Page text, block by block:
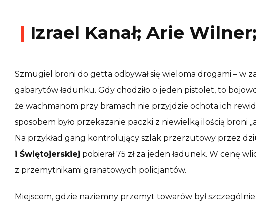
| Izrael Kanał; Arie
Szmugiel broni do getta odbywał się wieloma drogami – w
gabarytów ładunku. Gdy chodziło o jeden pistolet, to
że wachmanom przy bramach nie przyjdzie ochota ich
sposobem było przekazanie paczki z niewielką ilością broni
Na przykład gang kontrolujący szlak przerzutowy przez
i Świętojerskiej pobierał 75 zł za jeden ładunek. W cenę
z przemytnikami granatowych policjantów.
Miejscem, gdzie naziemny przemyt towarów był